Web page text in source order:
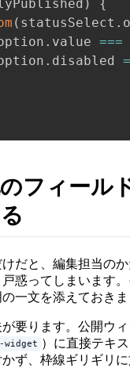
)
{
( statusSelect .
. value ===
. disabled =
フィール
だと、編集担当の
惑ってしまいます
一文を添えておきま
要ります。公開ウィ
）に直接テキ
ず、枠線ギリギリ